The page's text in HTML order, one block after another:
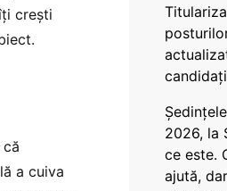
crești
că
a cuiva
2026, la
ce este.
ajută,